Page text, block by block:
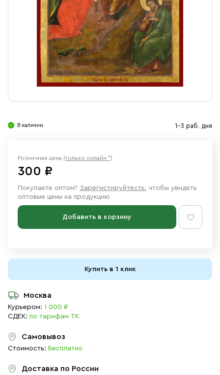
Ювелирные изделия
В наличии 1-3 раб. дня
Розничная цена (только онлайн *)
300 ₽
Покупаете оптом? Зарегистируйтесть, чтобы увидеть
оптовые цены на продукцию
Добавить в корзину
Купить в 1 клик
Москва
Курьером: 1 000 ₽
СДЕК: по тарифам ТК
Самовывоз
Стоимость: Бесплатно
Доставка по России